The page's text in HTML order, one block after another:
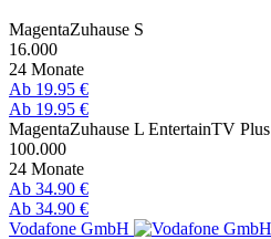
MagentaZuhause S
16.000
24 Monate
Ab 19.95 €
Ab 19.95 €
MagentaZuhause L EntertainTV Plus
100.000
24 Monate
Ab 34.90 €
Ab 34.90 €
Vodafone GmbH